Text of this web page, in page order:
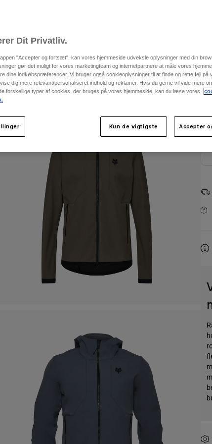
Dit Privatliv.
"Accepter og fortsæt", kan vores hjemmeside udveksle oplysninger med din
gør det muligt for vores marketingteam og internetpartnere at måle vores
dine indkøbspræferencer. Vi bruger også cookieoplysninger til at finde og rette fejl på
dig mere relevant/personaliseret indhold og reklamer. Hvis du gerne vil vide mere
forskellige typer af cookies, der bruges på vores hjemmeside, kan du læse vores
Kun de vigtigste Accepter